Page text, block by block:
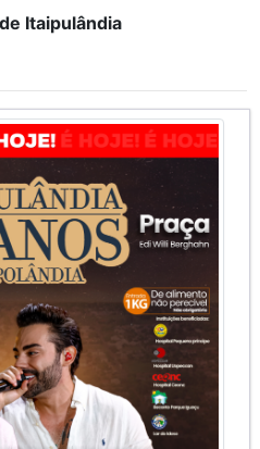
Itaipulândia